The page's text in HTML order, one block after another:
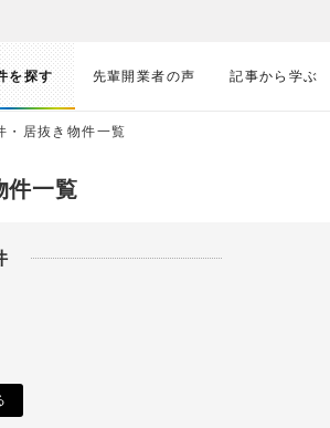
を探す 先輩開業者の声 記事から学ぶ
居抜き物件一覧
件一覧